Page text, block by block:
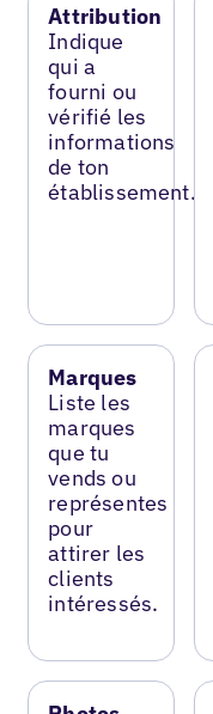
Attribution
Indique
qui a
fourni ou
vérifié les
informations
de ton
établissement.
Marques
Liste les
marques
que tu
vends ou
représentes
pour
attirer les
clients
intéressés.